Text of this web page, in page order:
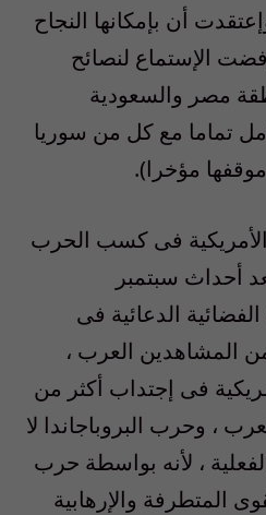
أن بإمكانها النجاح
الإستماع لنصائح
مصر والسعودية
تماما مع كل من سوريا
مؤخرا).
فى كسب الحرب
أحداث سبتمبر
الدعائية فى
أكثر من %70 من المشاهدين العرب ،
فى إجتداب أكثر من
، وحرب البروباجاندا لا
، لأنه بواسطة حرب
المتطرفة والإرهابية